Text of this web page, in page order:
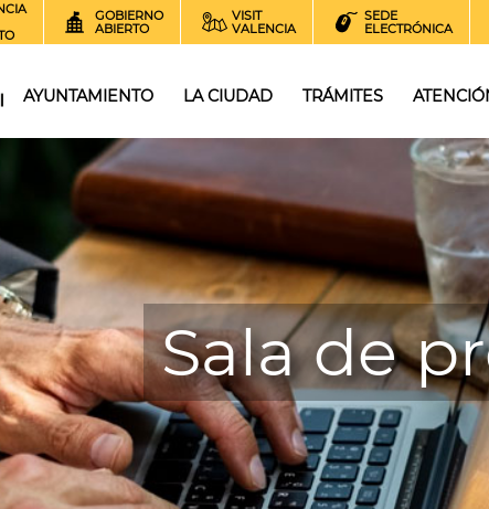
GOBIERNO
ABIERTO
VISIT
VALENCIA
SEDE
ELECTRÓNICA
AYUNTAMIENTO LA CIUDAD TRÁMITES
Sala de